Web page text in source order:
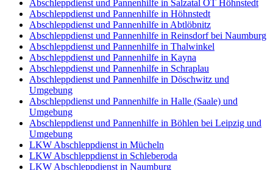
Abschleppdienst und Pannenhilfe in Salzatal OT Höhnstedt
Abschleppdienst und Pannenhilfe in Höhnstedt
Abschleppdienst und Pannenhilfe in Abtlöbnitz
Abschleppdienst und Pannenhilfe in Reinsdorf bei Naumburg
Abschleppdienst und Pannenhilfe in Thalwinkel
Abschleppdienst und Pannenhilfe in Kayna
Abschleppdienst und Pannenhilfe in Schraplau
Abschleppdienst und Pannenhilfe in Döschwitz und
Umgebung
Abschleppdienst und Pannenhilfe in Halle (Saale) und
Umgebung
Abschleppdienst und Pannenhilfe in Böhlen bei Leipzig und
Umgebung
LKW Abschleppdienst in Mücheln
LKW Abschleppdienst in Schleberoda
LKW Abschleppdienst in Naumburg